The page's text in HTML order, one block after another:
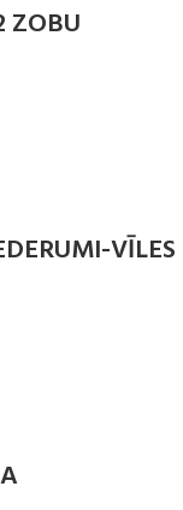
ZOBU
VĪLES